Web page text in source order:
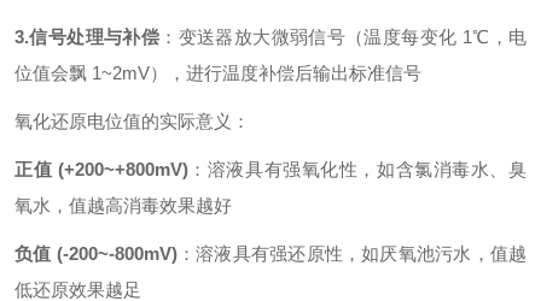
3.信号处理与补偿 ：变送器放大微弱信号（温度每变化 1℃，电
位值会飘 1~2mV），进行温度补偿后输出标准信号
氧化还原电位值的实际意义：
正值 (+200~+800mV)：溶液具有强氧化性，如含氯消毒水、臭
氧水，值越高消毒效果越好
负值 (-200~-800mV)：溶液具有强还原性，如厌氧池污水，值越
低还原效果越足